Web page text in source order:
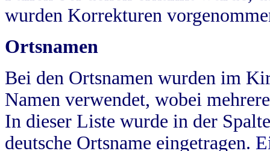
wurden Korrekturen
Ortsnamen
Bei den Ortsnamen wurden im
Namen verwendet, wobei
In dieser Liste wurde in der
deutsche Ortsname eingetragen.